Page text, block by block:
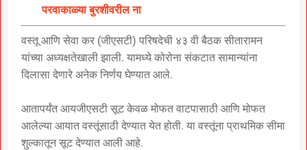
परवाकाळ्या बुरशीवरील ना
वस्तू आणि सेवा कर (जीएसटी) परिषदेची ४३ वी बैठक सीतारामन
यांच्या अध्यक्षतेखाली झाली. यामध्ये कोरोना संकटात सामान्यांना
दिलासा देणारे अनेक निर्णय घेण्यात आले.
आतापर्यंत आयजीएसटी सूट केवळ मोफत वाटपासाठी आणि मोफत
आलेल्या आयात वस्तूंसाठी देण्यात येत होती. या वस्तूंना प्राथमिक सीमा
शुल्कातून सूट देण्यात आली आहे.